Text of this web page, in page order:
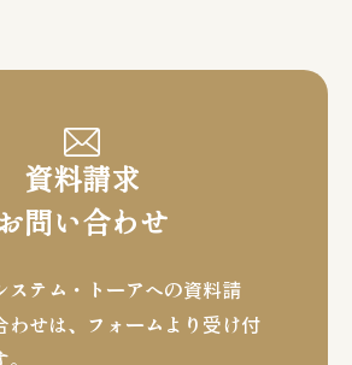
資料請求
問い合わせ
ステム・トーアへの資料請
せは、 フォームより受け付